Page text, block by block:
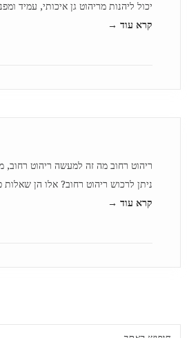
יכול ליהנות מריהוט גן איכותי, עמיד
קרא עוד →
ריהוט רחוב מה זה למעשה ריהוט רחוב,
ניתן לרכוש ריהוט רחוב? אלו הן שאלות
קרא עוד →